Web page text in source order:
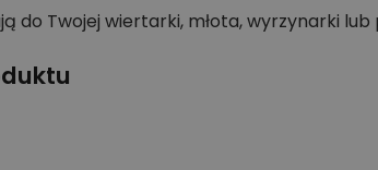
Twojej wiertarki, młota, wyrzynarki lub